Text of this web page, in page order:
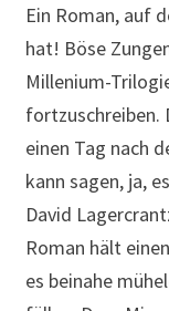
Ein Roman, auf
hat! Böse
Millenium-
fortzuschreiben.
einen Tag nach
kann sagen, ja,
David
Roman hält
es beinahe